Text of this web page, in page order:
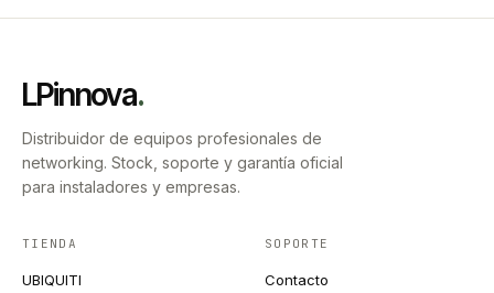
LPinnova.
Distribuidor de equipos profesionales de
networking. Stock, soporte y garantía oficial
para instaladores y empresas.
TIENDA
UBIQUITI
SOPORTE
Contacto